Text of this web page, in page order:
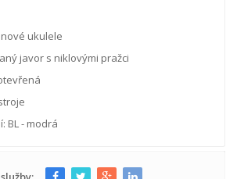
ukulele
javor s niklovými pražci
BL - modrá